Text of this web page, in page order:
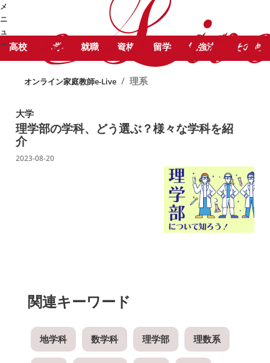
メ
ニ
ュ
ー
STUDY COLUMN
強コラム
理系 に関する記事をピックアッ
プしています。
高校
大学 就職 資格 留学 勉強法 その他
オンライン家庭教師e-Live / 理系
大学
理学部の学科、どう選ぶ？様々な学科を紹
介
2023-08-20
関連キーワード
地学科 数学科 理学部 理数系